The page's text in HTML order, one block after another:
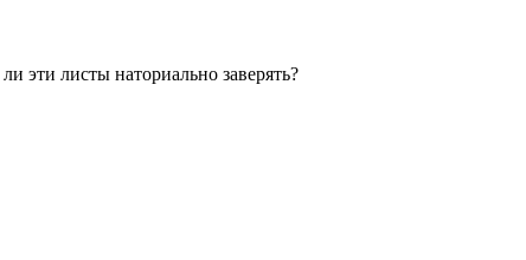
эти листы наториально заверять?